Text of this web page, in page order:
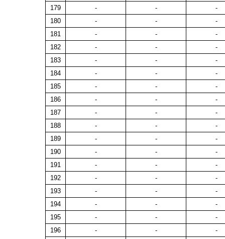
179
- -
-
180
- -
-
181
- -
-
182
- -
-
183
- -
-
184
- -
-
185
- -
-
186
- -
-
187
- -
-
188
- -
-
189
- -
-
190
- -
-
191
- -
-
192
- -
-
193
- -
-
194
- -
-
195
- -
-
196
- -
-